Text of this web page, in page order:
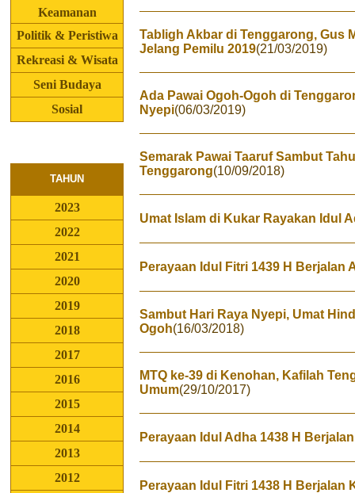
Keamanan
Politik & Peristiwa
Rekreasi & Wisata
Seni Budaya
Sosial
TAHUN
2023
2022
2021
2020
2019
2018
2017
2016
2015
2014
2013
2012
Tabligh Akbar di Tenggarong, Gus
Jelang Pemilu 2019(21/03/2019)
Ada Pawai Ogoh-Ogoh di
Nyepi(06/03/2019)
Semarak Pawai Taaruf Sambut
Tenggarong(10/09/2018)
Umat Islam di Kukar Rayakan Idul
Perayaan Idul Fitri 1439 H Berjalan
Sambut Hari Raya Nyepi, Umat
Ogoh(16/03/2018)
MTQ ke-39 di Kenohan, Kafilah
Umum(29/10/2017)
Perayaan Idul Adha 1438 H
Perayaan Idul Fitri 1438 H Berjalan